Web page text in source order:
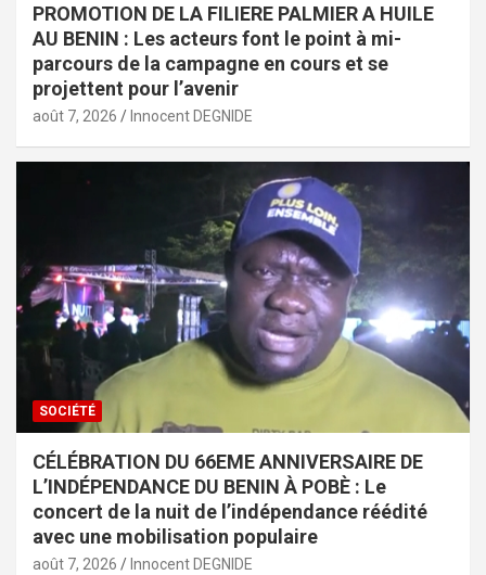
PROMOTION DE LA FILIERE PALMIER A HUILE
AU BENIN : Les acteurs font le point à mi-
parcours de la campagne en cours et se
projettent pour l’avenir
août 7, 2026 Innocent DEGNIDE
SOCIÉTÉ
CÉLÉBRATION DU 66EME ANNIVERSAIRE DE
L’INDÉPENDANCE DU BENIN À POBÈ : Le
concert de la nuit de l’indépendance réédité
avec une mobilisation populaire
août 7, 2026 Innocent DEGNIDE